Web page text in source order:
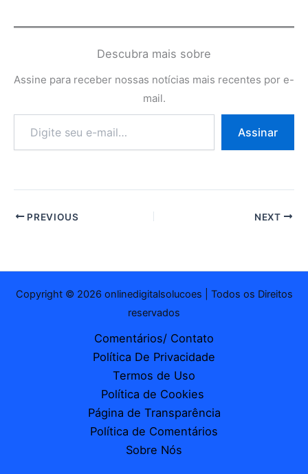
Descubra mais sobre
Assine para receber nossas notícias mais recentes por e-
mail.
e-
Assinar
PREVIOUS NEXT
Copyright © 2026 onlinedigitalsolucoes | Todos os Direitos
reservados
Comentários/ Contato
Política De Privacidade
Termos de Uso
Política de Cookies
Página de Transparência
Política de Comentários
Sobre Nós